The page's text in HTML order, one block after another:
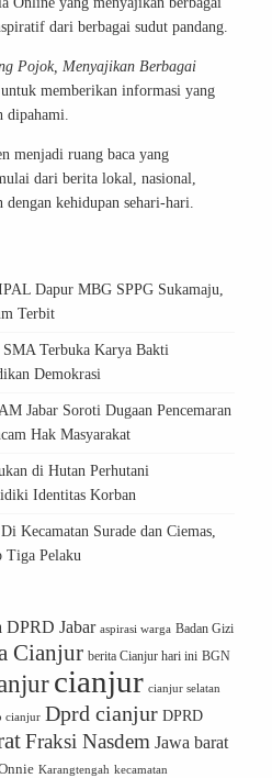
dari berbagai sudut pandang.
Pojok, Menyajikan Berbagai
memberikan informasi yang
dipahami.
menjadi ruang baca yang
dari berita lokal, nasional,
kehidupan sehari-hari.
Dapur MBG SPPG Sukamaju,
Terbit
Terbuka Karya Bakti
Demokrasi
Jabar Soroti Dugaan Pencemaran
Hak Masyarakat
di Hutan Perhutani
Identitas Korban
Kecamatan Surade dan Ciemas,
Tiga Pelaku
DPRD Jabar aspirasi warga Badan Gizi
Cianjur berita Cianjur hari ini BGN
cianjur cianjur selatan
cianjur Dprd cianjur DPRD
Fraksi Nasdem Jawa barat
Karangtengah kecamatan